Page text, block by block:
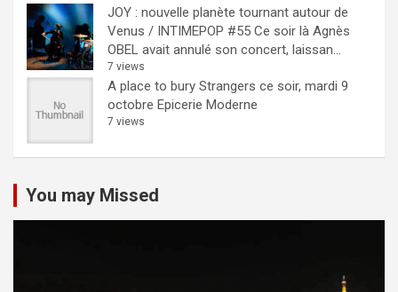
JOY : nouvelle planète tournant autour de
Venus / INTIMEPOP #55 Ce soir là Agnès
OBEL avait annulé son concert, laissan...
7 views
A place to bury Strangers ce soir, mardi 9
octobre Epicerie Moderne
7 views
You may Missed